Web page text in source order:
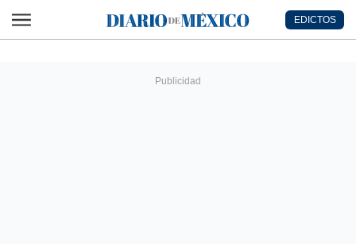
Diario de México
EDICTOS